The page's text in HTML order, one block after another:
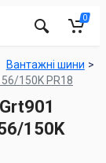
0
Вантажні шини
150K PR18
150K